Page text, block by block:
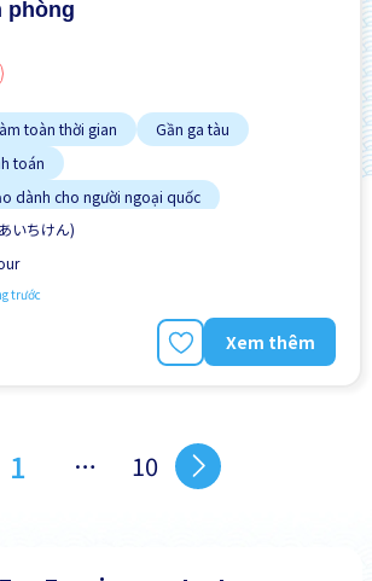
phòng
toàn thời gian
Gần ga tàu
toán
dành cho người ngoại quốc
Không cần CV
いちけん)
trước
Xem thêm
1 … 10